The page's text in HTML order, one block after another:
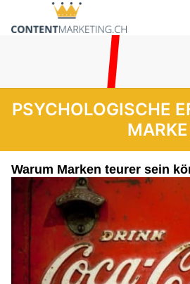
PSYCHOLOGISCHE
MARKE
Warum Marken teurer sein